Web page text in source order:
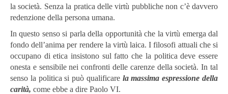
la società. Senza la pratica delle virtù pubbliche non c’è davvero
redenzione della persona umana.
In questo senso si parla della opportunità che la virtù emerga dal
fondo dell’anima per rendere la virtù laica. I filosofi attuali che si
occupano di etica insistono sul fatto che la politica deve essere
onesta e sensibile nei confronti delle carenze della società. In tal
senso la politica si può qualificare la massima espressione della
carità, come ebbe a dire Paolo VI.